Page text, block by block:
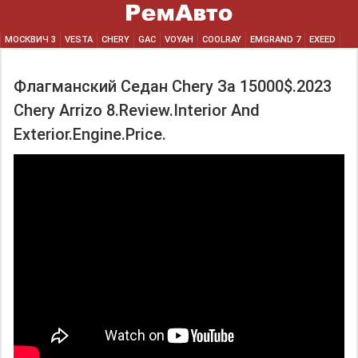
МОСКВИЧ 3 VESTA CHERY GAC VOYAH COOLRAY EMGRAND 7 EXEED
Флагманский Седан Chery За 15000$.2023
Chery Arrizo 8.Review.Interior And
Exterior.Engine.Price.